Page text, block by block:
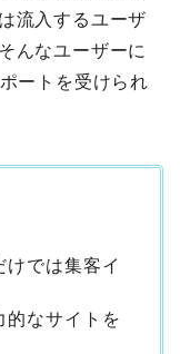
流入するユーザ
んなユーザーに
ートを受けられ
では集客イ
的なサイトを